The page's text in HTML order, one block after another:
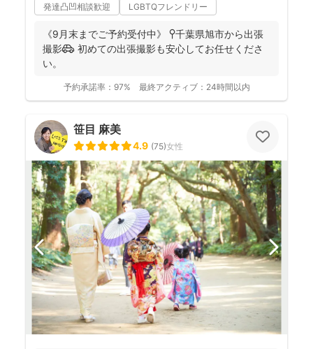
発達凸凹相談歓迎 LGBTQフレンドリー
《9月末までご予約受付中》 📍千葉県旭市から出張
撮影🚗 初めての出張撮影も安心してお任せくださ
い。
予約承諾率： 97% 最終アクティブ： 24時間以内
笹目 麻美
4.9 (75)女性